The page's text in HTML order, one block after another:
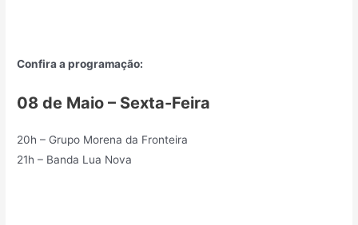
Confira a programação:
08 de Maio – Sexta-Feira
20h – Grupo Morena da Fronteira
21h – Banda Lua Nova